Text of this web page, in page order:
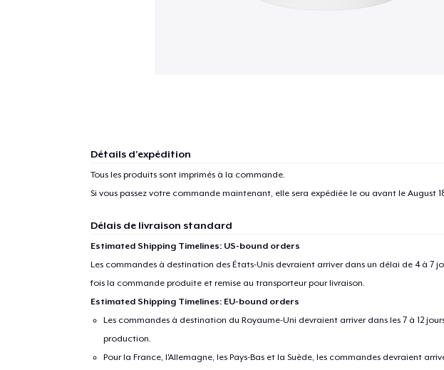
Détails d'expédition
Tous les produits sont imprimés à la commande.
Si vous passez votre commande maintenant, elle sera expédiée le ou avant le August
Délais de livraison standard
Estimated Shipping Timelines: US-bound orders
Les commandes à destination des États-Unis devraient arriver dans un délai de 4 à 7
fois la commande produite et remise au transporteur pour livraison.
Estimated Shipping Timelines: EU-bound orders
Les commandes à destination du Royaume-Uni devraient arriver dans les 7 à 12
production.
Pour la France, l'Allemagne, les Pays-Bas et la Suède, les commandes devraient